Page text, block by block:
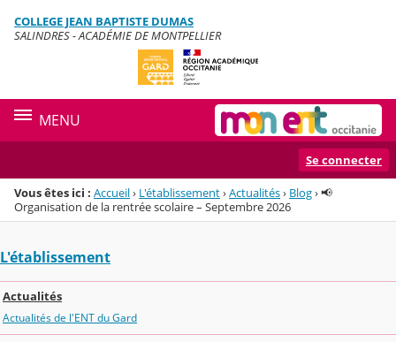
Menu de la rubrique
Contenu
COLLEGE JEAN BAPTISTE DUMAS
SALINDRES - ACADÉMIE DE MONTPELLIER
MENU
Se connecter
Vous êtes ici : Accueil› L'établissement›Actualités› Blog›📢
Organisation de la rentrée scolaire – Septembre 2026
L'établissement
Actualités
Actualités de l'ENT du Gard